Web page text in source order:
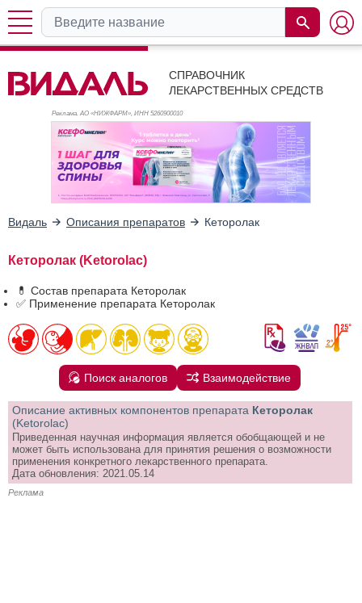
СПРАВОЧНИК
ЛЕКАРСТВЕННЫХ СРЕДСТВ
Реклама. АО «НИЖФАРМ», ИНН 5260900010
Видаль Описания препаратов Кеторолак
Кеторолак (Ketorolac)
💊 Состав препарата Кеторолак
✅ Применение препарата Кеторолак
Поиск аналогов Взаимодействие
Описание активных компонентов препарата Кеторолак
(Ketorolac)
Приведенная научная информация является обобщающей и не
может быть использована для принятия решения о возможности
применения конкретного лекарственного препарата.
Дата обновления: 2021.05.14
Реклама